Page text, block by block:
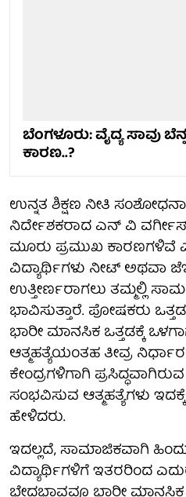
ಬೆಂಗಳೂರು: ವೈದ್ಯ ಸಾವು
ಕಾರಣ..?
ಉನ್ನತ ಶಿಕ್ಷಣ ನೀತಿ
ನಿರ್ದೇಶಕರಾದ ಎನ್ ವಿ
ಮೂರು ಪ್ರಮುಖ ಕಾರಣಗಳಿವೆ
ವಿದ್ಯಾರ್ಥಿಗಳು ನೀಟ್ ಅಥವಾ
ಉತ್ತೀರ್ಣರಾಗಲು ತಮ್ಮಲ್ಲಿ
ಭಾವಿಸುತ್ತಾರೆ. ಪೋಷಕರು
ಭಾರೀ ಮಾನಸಿಕ ಒತ್ತಡಕ್ಕೆ
ಆತ್ಮಹತ್ಯೆಯಂತಹ ತೀವ್ರ
ಕೇಂದ್ರಗಳಿಗಾಗಿ
ಸಂಭವಿಸುವ ಆತ್ಮಹತ್ಯೆಗಳು
ಹೇಳಿದರು.
ಇದಲ್ಲದೆ, ಸಾಮಾಜಿಕವಾಗಿ
ವಿದ್ಯಾರ್ಥಿಗಳಿಗೆ ಇತರರಿಂದ